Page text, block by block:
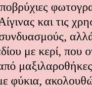
και τις
με κερί, που
φύκια,